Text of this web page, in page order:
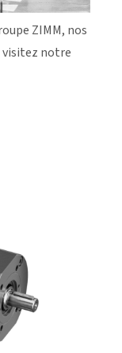
ZIMM, nos
visitez notre